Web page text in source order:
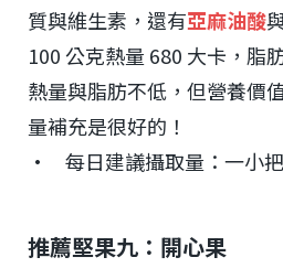
質與維生素，還有亞麻油酸
100 公克熱量 680 大卡，脂
熱量與脂肪不低，但營養價
量補充是很好的！
• 每日建議攝取量：一小把
推薦堅果九：開心果